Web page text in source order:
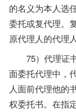
的名义为本人选
委托或复代理。
原代理人的代理
75）代理证书
面委托代理中，
人面前代理他的
权委托书。在指